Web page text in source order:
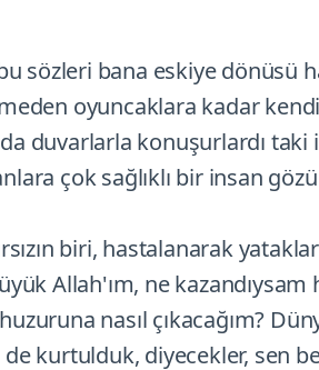
sözleri bana eskiye dönüsü
oyuncaklara kadar
duvarlarla konuşurlardı taki
çok sağlıklı bir insan gözü
biri, hastalanarak
Allah'ım, ne kazandıysam
nasıl çıkacağım?
kurtulduk, diyecekler, sen